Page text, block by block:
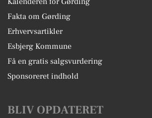
Fakta om Gørding
Erhvervsartikler
Esbjerg Kommune
Få en gratis salgsvurdering
Sponsoreret indhold
BLIV OPDATERET